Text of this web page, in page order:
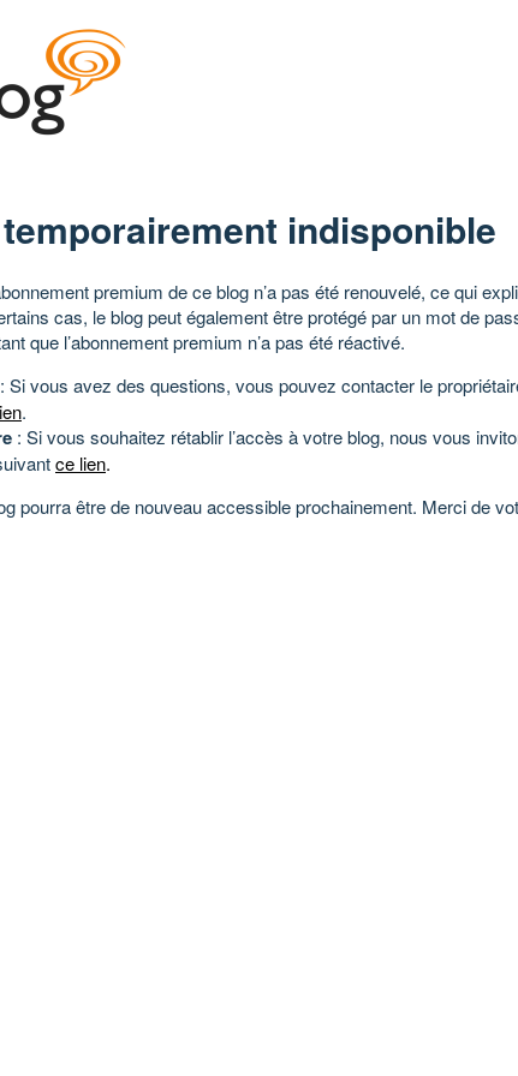
indisponible
premium de ce blog n’a pas été renouvelé, ce qui
cas, le blog peut également être protégé par un mot de
que l’abonnement premium n’a pas été réactivé.
: Si vous avez des questions, vous pouvez contacter le
.
: Si vous souhaitez rétablir l’accès à votre blog, nous vous
ce lien.
pourra être de nouveau accessible prochainement. Merci de